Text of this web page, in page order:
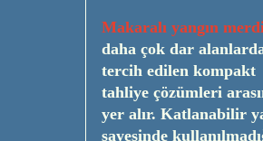
Makaralı yangın
daha çok dar
tercih edilen kompakt
tahliye çözümleri
yer alır. Katlanabilir
sayesinde